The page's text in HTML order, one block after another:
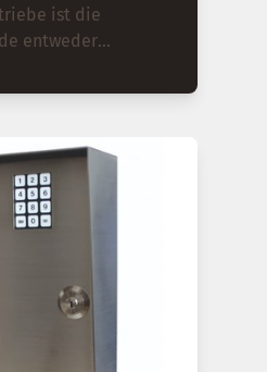
entweder
schwächer (bei
Hotelpreisen nutzt
Am
Raten angeboten
sollte man nicht
von 20-30% oder
der Woche sind
Strategie im
erzielen